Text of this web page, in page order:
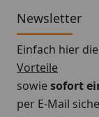
Newsletter
Einfach hier
Vorteile
sowiesofort
per E-Mail